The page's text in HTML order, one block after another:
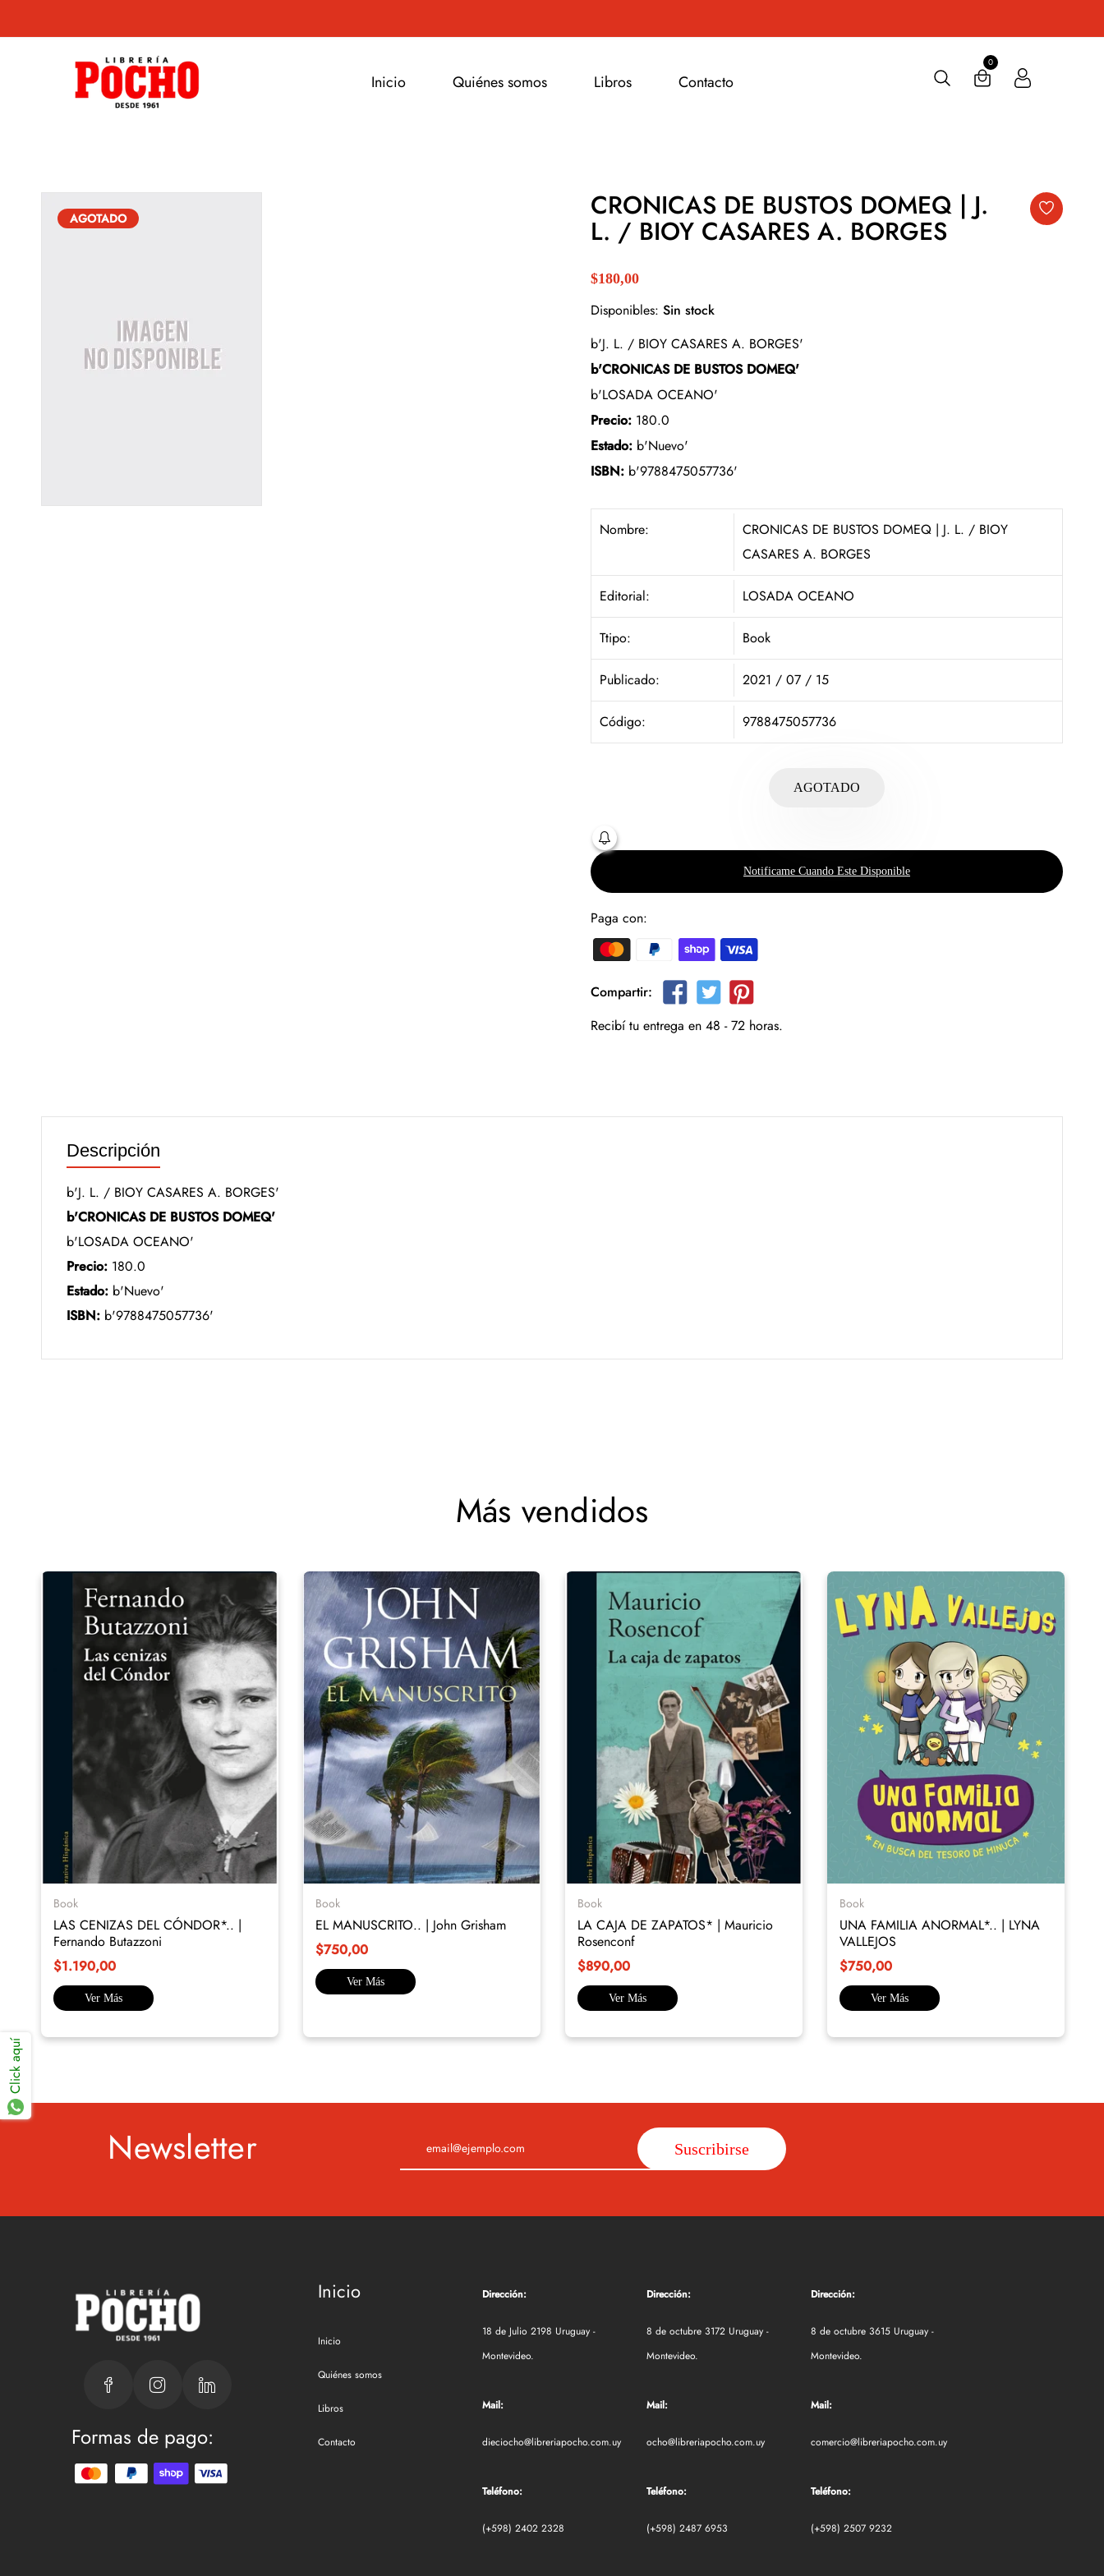
Inicio Quiénes somos Libros Contacto
0
AGOTADO CRONICAS DE BUSTOS DOMEQ | J.
L. / BIOY CASARES A. BORGES
$180,00
Disponibles: Sin stock
b'J. L. / BIOY CASARES A. BORGES'
b'CRONICAS DE BUSTOS DOMEQ'
b'LOSADA OCEANO'
Precio: 180.0
Estado: b'Nuevo'
ISBN: b'9788475057736'
Nombre:
CRONICAS DE BUSTOS DOMEQ | J. L. / BIOY
CASARES A. BORGES
Editorial: LOSADA OCEANO
Ttipo: Book
Publicado: 2021 / 07 / 15
Código: 9788475057736
AGOTADO
Notificame Cuando Este Disponible
Paga con:
Compartir:
Recibí tu entrega en 48 - 72 horas.
Descripción
b'J. L. / BIOY CASARES A. BORGES'
b'CRONICAS DE BUSTOS DOMEQ'
b'LOSADA OCEANO'
Precio: 180.0
Estado: b'Nuevo'
ISBN: b'9788475057736'
Más vendidos
Book
LAS CENIZAS DEL CÓNDOR*.. |
Fernando Butazzoni
$1.190,00
Ver Más
Book
EL MANUSCRITO.. | John Grisham
$750,00
Ver Más
Book
LA CAJA DE ZAPATOS* | Mauricio
Rosenconf
$890,00
Ver Más
Book
UNA FAMILIA ANORMAL*.. | LYNA
VALLEJOS
$750,00
Ver Más
Newsletter Suscribirse
Formas de pago:
Inicio
Inicio
Quiénes somos
Libros
Contacto
Dirección:
18 de Julio 2198 Uruguay -
Montevideo.
Mail:
dieciocho@libreriapocho.com.uy
Teléfono:
(+598) 2402 2328
Dirección:
8 de octubre 3172 Uruguay -
Montevideo.
Mail:
ocho@libreriapocho.com.uy
Teléfono:
(+598) 2487 6953
Dirección:
8 de octubre 3615 Uruguay -
Montevideo.
Mail:
comercio@libreriapocho.com.uy
Teléfono:
(+598) 2507 9232
Click aquí